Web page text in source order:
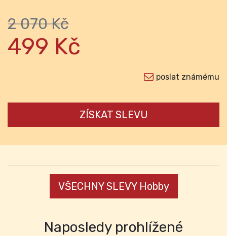
2 070 Kč
499 Kč
poslat známému
ZÍSKAT SLEVU
VŠECHNY SLEVY Hobby
Naposledy prohlížené